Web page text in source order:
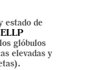
estado de
glóbulos
elevadas y